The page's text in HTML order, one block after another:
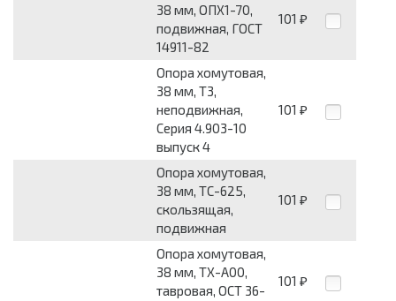
38 мм, ОПХ1-70,
подвижная, ГОСТ
14911-82
101 ₽
Опора хомутовая,
38 мм, Т3,
неподвижная,
Серия 4.903-10
выпуск 4
101 ₽
Опора хомутовая,
38 мм, ТС-625,
скользящая,
подвижная
101 ₽
Опора хомутовая,
38 мм, ТХ-А00,
тавровая, ОСТ 36-
101 ₽